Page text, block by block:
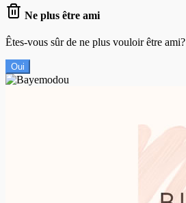
Ne plus être ami
Êtes-vous sûr de ne plus vouloir être ami?
Oui